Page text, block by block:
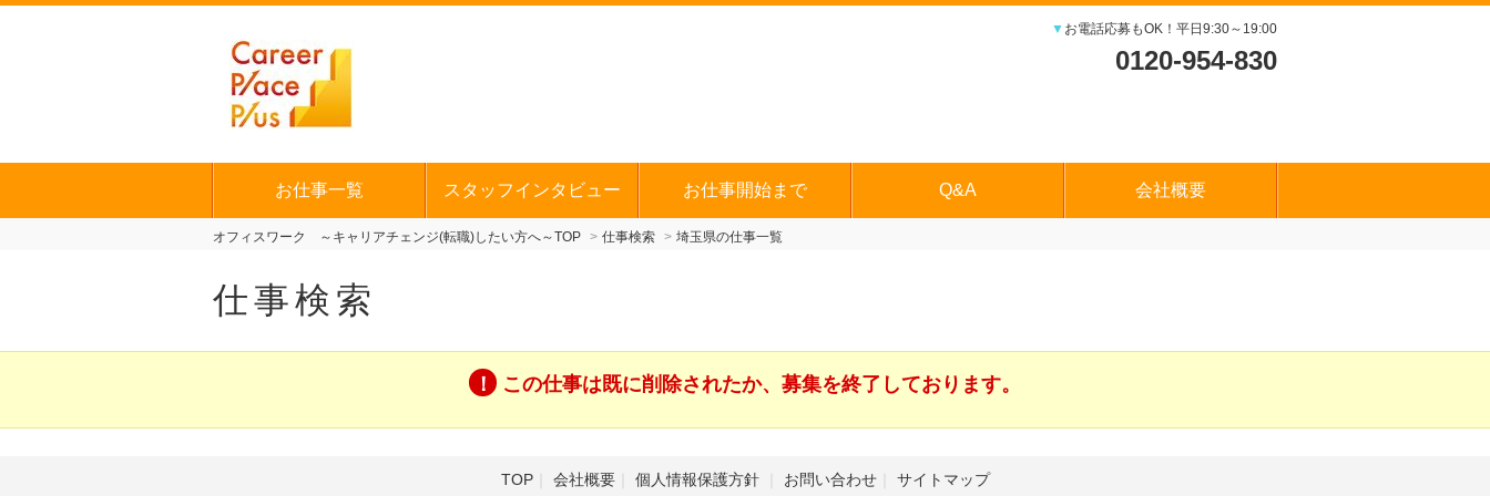
▼ お電話応募もOK！平日9:30～19:00
0120-954-830
お仕事一覧 スタッフインタビュー お仕事開始まで Q&A 会社概要
オフィスワーク ～キャリアチェンジ(転職)したい方へ～TOP 仕事検索 埼玉県の仕事一覧
仕事検索
この仕事は既に削除されたか、募集を終了しております。
TOP 会社概要 個人情報保護方針 お問い合わせ サイトマップ